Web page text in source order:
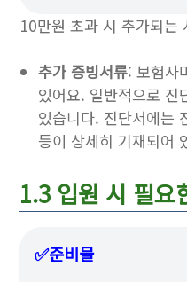
10만원 초과 시 추가되는
추가 증빙서류: 보험사
있어요. 일반적으로 진
있습니다. 진단서에는
등이 상세히 기재되어
1.3 입원 시 필요
✅준비물